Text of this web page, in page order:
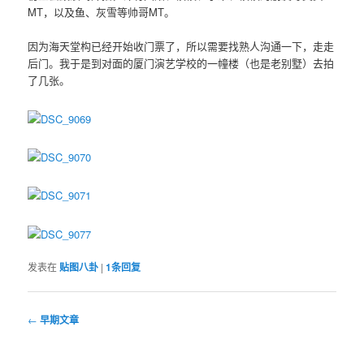
MT，以及鱼、灰雪等帅哥MT。
因为海天堂构已经开始收门票了，所以需要找熟人沟通一下，走走
后门。我于是到对面的厦门演艺学校的一幢楼（也是老别墅）去拍
了几张。
发表在贴图八卦 |1条回复
文
← 早期文章